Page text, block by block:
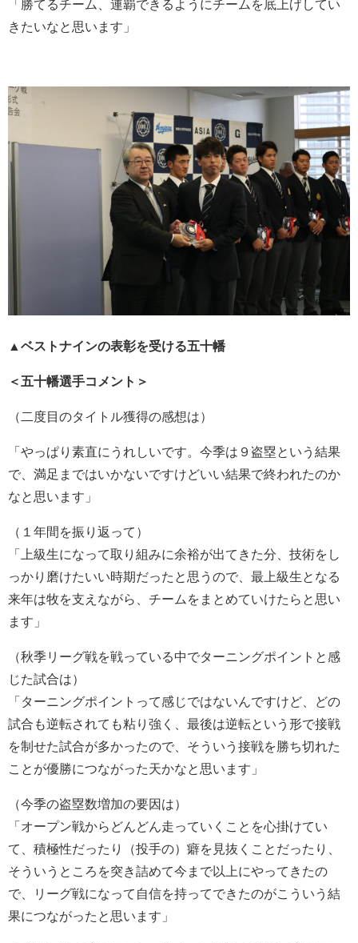
「勝てるチーム、連覇できるようにチームを底上げしてい
きたいなと思います」
▲ベストナインの表彰を受ける五十幡
＜五十幡選手コメント＞
（二度目のタイトル獲得の感想は）
「やっぱり素直にうれしいです。今季は９盗塁という結果
で、満足まではいかないですけどいい結果で終われたのか
なと思います」
（１年間を振り返って）
「上級生になって取り組みに余裕が出てきた分、技術をし
っかり磨けたいい時期だったと思うので、最上級生となる
来年は牧を支えながら、チームをまとめていけたらと思い
ます」
（秋季リーグ戦を戦っている中でターニングポイントと感
じた試合は）
「ターニングポイントって感じではないんですけど、どの
試合も逆転されても粘り強く、最後は逆転という形で接戦
を制せた試合が多かったので、そういう接戦を勝ち切れた
ことが優勝につながった天かなと思います」
（今季の盗塁数増加の要因は）
「オープン戦からどんどん走っていくことを心掛けてい
て、積極性だったり（投手の）癖を見抜くことだったり、
そういうところを突き詰めて今まで以上にやってきたの
で、リーグ戦になって自信を持ってできたのがこういう結
果につながったと思います」